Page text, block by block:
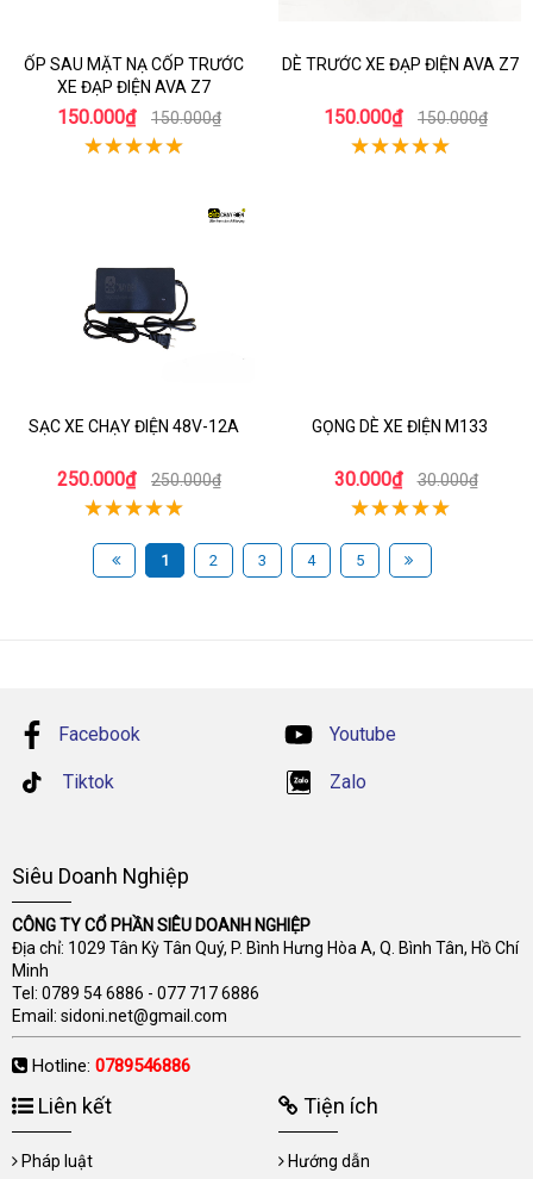
ỐP SAU MẶT NẠ CỐP TRƯỚC
XE ĐẠP ĐIỆN AVA Z7
150.000₫ 150.000₫
DÈ TRƯỚC XE ĐẠP ĐIỆN AVA Z7
150.000₫ 150.000₫
SẠC XE CHẠY ĐIỆN 48V-12A
250.000₫ 250.000₫
GỌNG DÈ XE ĐIỆN M133
30.000₫ 30.000₫
1 2 3 4 5
Facebook Youtube
Tiktok Zalo
Siêu Doanh Nghiệp
CÔNG TY CỔ PHẦN SIÊU DOANH NGHIỆP
Địa chỉ: 1029 Tân Kỳ Tân Quý, P. Bình Hưng Hòa A, Q. Bình Tân, Hồ Chí
Minh
Tel: 0789 54 6886 - 077 717 6886
Email: sidoni.net@gmail.com
Hotline: 0789546886
Liên kết
Pháp luật
Tiện ích
Hướng dẫn